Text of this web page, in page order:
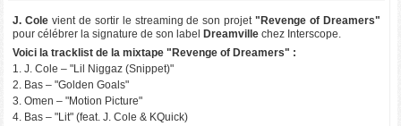
J. Cole vient de sortir le streaming de son projet"Revenge of Dreamers"
pour célébrer la signature de son label
Dreamville chez Interscope.
Voici la tracklist de la mixtape "Revenge of Dreamers" :
1. J. Cole – "Lil Niggaz (Snippet)"
2. Bas – "Golden Goals"
3. Omen – "Motion Picture"
4. Bas – "Lit" (feat. J. Cole & KQuick)